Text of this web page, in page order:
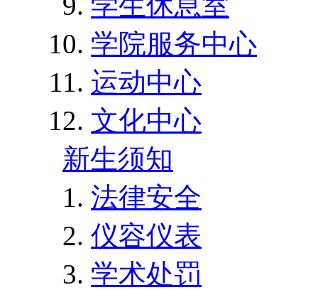
学院服务中心
运动中心
文化中心
新生须知
法律安全
仪容仪表
学术处罚